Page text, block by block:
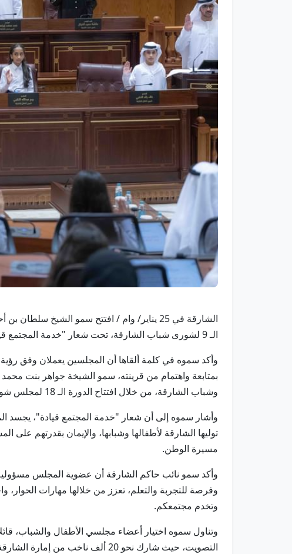
الـ 9 لشورى شباب الشارقة، تحت شعار "خدمة المجتمع قيادة"، وذلك في مقر المجلس الاستشاري لإمارة الشارقة.
وأكد سموه في كلمة ألقاها أن المجلسين يعملان وفق
بمتابعة واهتمام من قرينته، سمو الشيخة جواهر بنت
وشباب الشارقة، من خلال افتتاح الدورة الـ 18 لمجلس شورى أطفال الشارقة، والدورة الـ 9 لمجلس شورى شباب الشارقة.
وأشار سموه إلى أن شعار "خدمة المجتمع قيادة"، يجسد
توليها الشارقة لأطفالها وشبابها، والإيمان بقدرتهم
مسيرة الوطن.
وأكد سمو نائب حاكم الشارقة أن عضوية المجلس
وفرصة للتجربة والتعلم، تعزز من خلالها مهارات
وتخدم مجتمعكم.
وتناول سموه اختيار أعضاء مجلسي الأطفال والشباب،
التصويت، حيث شارك نحو 20 ألف